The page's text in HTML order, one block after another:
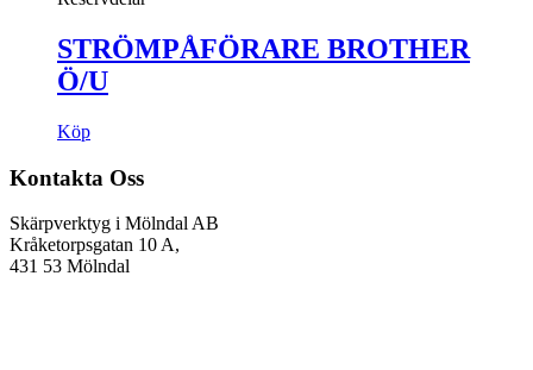
STRÖMPÅFÖRARE BROTHER
Ö/U
Köp
Kontakta Oss
Skärpverktyg i Mölndal AB
Kråketorpsgatan 10 A,
431 53 Mölndal